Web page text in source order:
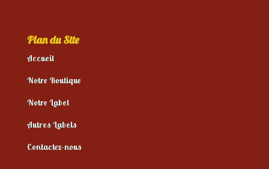
Plan du Site
Accueil
Notre Boutique
Notre Label
Autres Labels
Contactez-nous